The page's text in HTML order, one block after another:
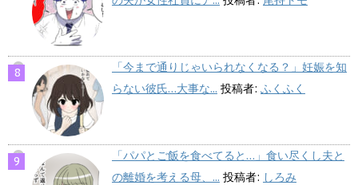
「今まで通りじゃいられなくなる？」妊娠を知
らない彼氏…大事な... 投稿者: ふくふく
「パパとご飯を食べてると…」食い尽くし夫と
の離婚を考える母、... 投稿者: しろみ